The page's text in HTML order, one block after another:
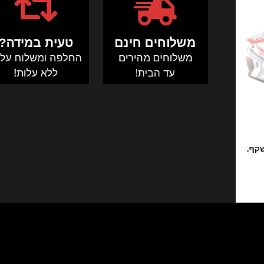
משלוחים חינם
משלוחים מהירים
עד הבית!
טעית במידה?
החלפה ומשלוח
ללא עלות!